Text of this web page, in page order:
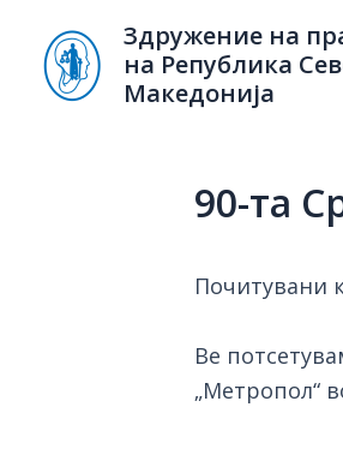
content
Здружение на
на Република
Македонија
90-та
Почитувани
Ве
„Метропол“